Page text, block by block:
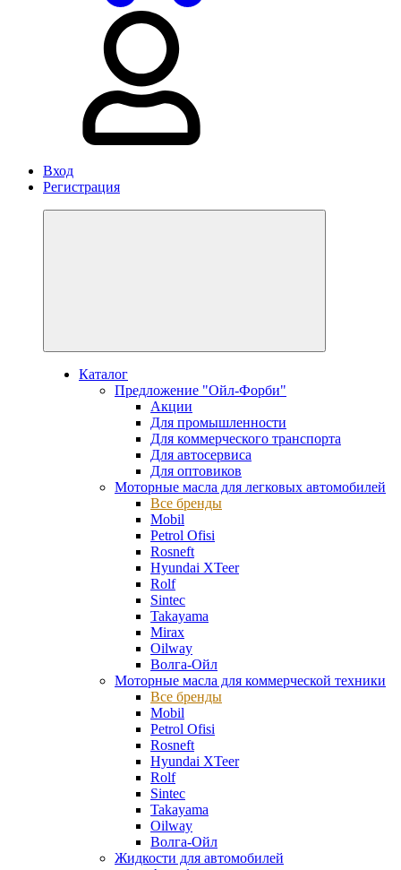
Вход
Регистрация
Каталог
Предложение "Ойл-Форби"
Акции
Для промышленности
Для коммерческого транспорта
Для автосервиса
Для оптовиков
Моторные масла для легковых автомобилей
Все бренды
Mobil
Petrol Ofisi
Rosneft
Hyundai XTeer
Rolf
Sintec
Takayama
Mirax
Oilway
Волга-Ойл
Моторные масла для коммерческой техники
Все бренды
Mobil
Petrol Ofisi
Rosneft
Hyundai XTeer
Rolf
Sintec
Takayama
Oilway
Волга-Ойл
Жидкости для автомобилей